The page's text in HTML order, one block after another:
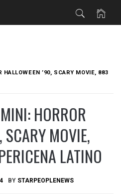
HALLOWEEN ’90, SCARY MOVIE, 883
HORROR
SCARY MOVIE,
LATINO
BY STARPEOPLENEWS